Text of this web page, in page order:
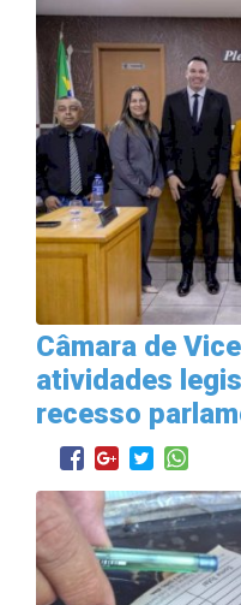
Câmara de
atividades
recesso